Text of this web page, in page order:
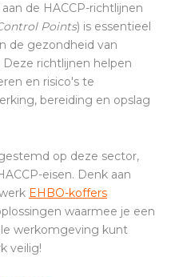
de HACCP-richtlijnen
Points) is essentieel
de gezondheid van
richtlijnen helpen
en risico's te
bereiding en opslag
op deze sector,
eisen. Denk aan
EHBO-koffers
waarmee je een
werkomgeving kunt
veilig!